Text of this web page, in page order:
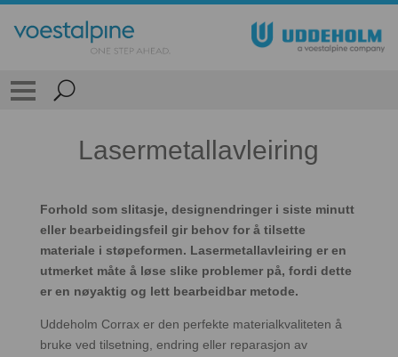
Lasermetallavleiring
Forhold som slitasje, designendringer i siste minutt
eller bearbeidingsfeil gir behov for å tilsette
materiale i støpeformen. Lasermetallavleiring er en
utmerket måte å løse slike problemer på, fordi dette
er en nøyaktig og lett bearbeidbar metode.
Uddeholm Corrax er den perfekte materialkvaliteten å
bruke ved tilsetning, endring eller reparasjon av